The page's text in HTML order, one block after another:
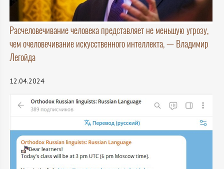
Расчеловечивание человека представляет не меньшую угрозу,
чем очеловечивание искусственного интеллекта, — Владимир
Легойда
12.04.2024